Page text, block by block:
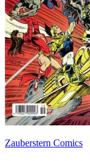
Zauberstern Comics